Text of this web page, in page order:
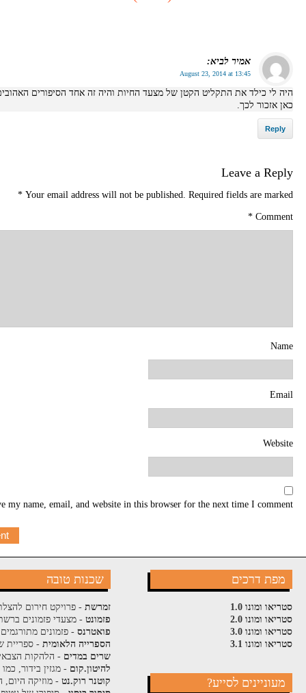
אמיר לביא:
August 23, 2014 at 13:45
היה לי כילד את התקליט הקטן של מצעד החיות והיה זה אחד הסיפורים
כאן אזכור לכך.
Reply
Leave a Reply
Your email address will not be published. Required fields are marked
*
Comment
*
Name
Email
Website
my name, email, and website in this browser for the next time I comment.
מפת דרכים
סטריאו ומונו 1.0
סטריאו ומונו 2.0
סטריאו ומונו 3.0
סטריאו ומונו 3.1
מעוניינים לסייע?
שכנות טובה
זמרשת- פרויקט חירום
פזמונט- מצעדי פזמונים
פואטרנס- פזמונים
הספרייה הלאומית- ספריית
שרים במדים - הלהקות
להיטון.קום - מגזין בידור,
קוטנר רוק.נט- מוזיקה היום,